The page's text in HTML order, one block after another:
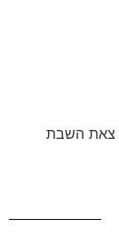
צאת השבת